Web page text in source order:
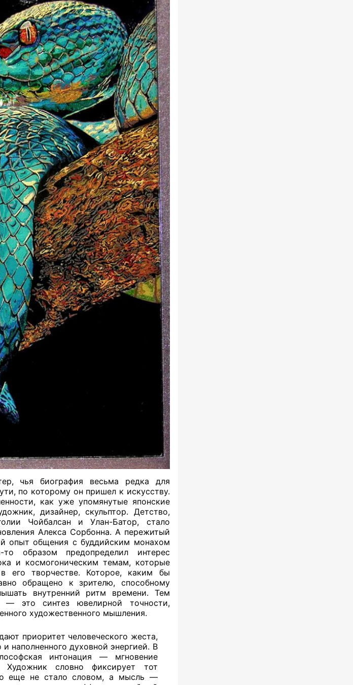
чья биография весьма редка для
по которому он пришел к искусству.
как уже упомянутые японские
дизайнер, скульптор. Детство,
Чойбалсан и Улан-Батор, стало
Алекса Сорбонна. А пережитый
опыт общения с буддийским монахом
образом предопределил интерес
и космогоническим темам, которые
его творчестве. Которое, каким бы
обращено к зрителю, способному
внутренний ритм времени. Тем
— это синтез ювелирной точности,
художественного мышления.
приоритет человеческого жеста,
наполненного духовной энергией. В
интонация — мгновение
Художник словно фиксирует тот
еще не стало словом, а мысль —